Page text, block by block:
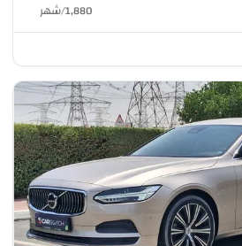
1,880
/شهر